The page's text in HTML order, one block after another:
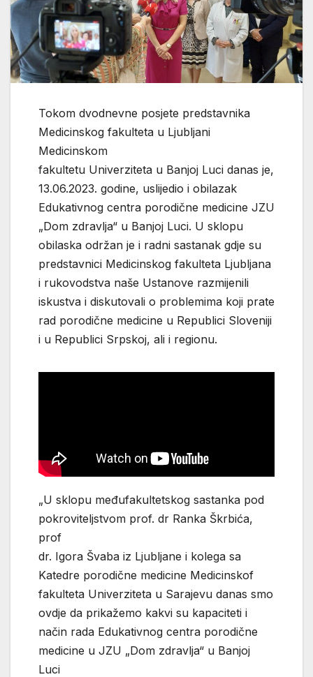
Tokom dvodnevne posjete predstavnika
Medicinskog fakulteta u Ljubljani
Medicinskom
fakultetu Univerziteta u Banjoj Luci danas je,
13.06.2023. godine, uslijedio i obilazak
Edukativnog centra porodične medicine JZU
„Dom zdravlja“ u Banjoj Luci. U sklopu
obilaska održan je i radni sastanak gdje su
predstavnici Medicinskog fakulteta Ljubljana
i rukovodstva naše Ustanove razmijenili
iskustva i diskutovali o problemima koji prate
rad porodične medicine u Republici Sloveniji
i u Republici Srpskoj, ali i regionu.
„U sklopu međufakultetskog sastanka pod
pokroviteljstvom prof. dr Ranka Škrbića,
prof
dr. Igora Švaba iz Ljubljane i kolega sa
Katedre porodične medicine Medicinskof
fakulteta Univerziteta u Sarajevu danas smo
ovdje da prikažemo kakvi su kapaciteti i
način rada Edukativnog centra porodične
medicine u JZU „Dom zdravlja“ u Banjoj
Luci